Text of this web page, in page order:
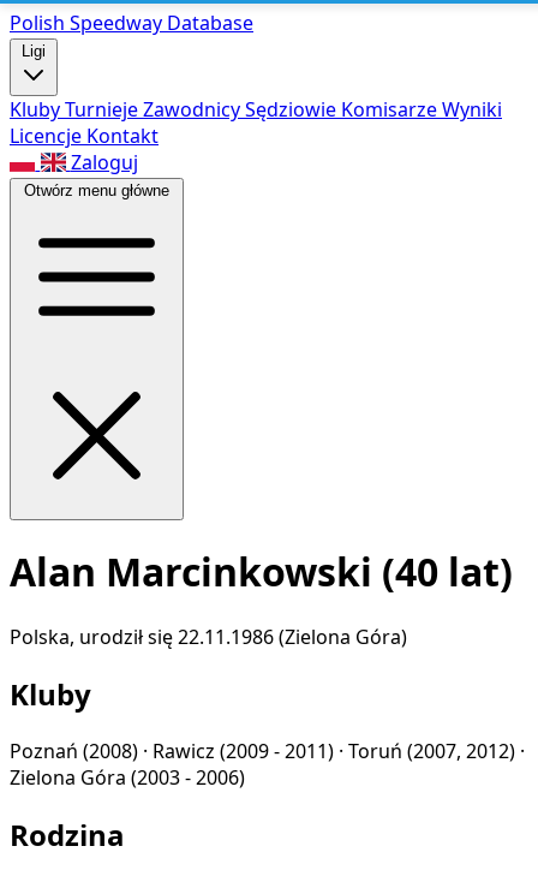
Polish Speedway Database
Ligi
KlubyTurniejeZawodnicySędziowie KomisarzeWyniki
Licencje Kontakt
Zaloguj
Otwórz menu główne
Alan Marcinkowski (40 lat)
Polska, urodził się 22.11.1986 (Zielona Góra)
Kluby
Poznań (2008) · Rawicz (2009 - 2011) · Toruń (2007, 2012) ·
Zielona Góra (2003 - 2006)
Rodzina